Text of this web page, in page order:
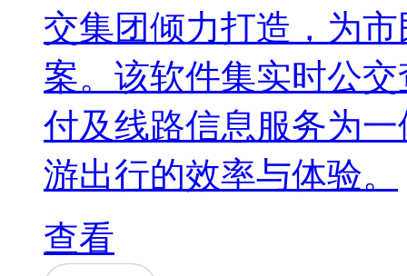
交集团倾力打造，为
案。该软件集实时公
付及线路信息服务为
游出行的效率与体验。
查看